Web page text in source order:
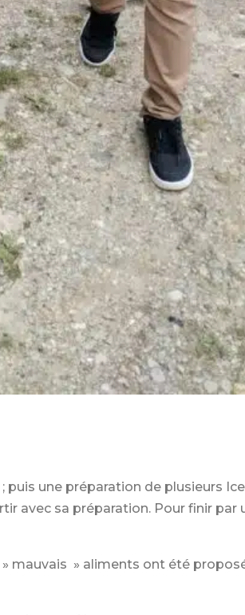
une préparation de plusieurs
avec sa préparation. Pour finir par
mauvais » aliments ont été